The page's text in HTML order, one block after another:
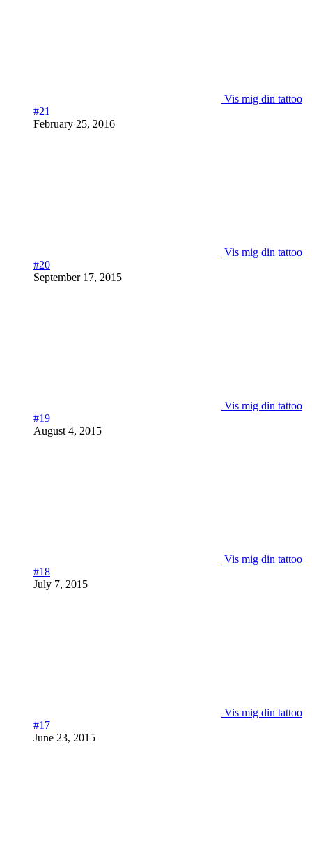
Vis mig din tattoo
#21
February 25, 2016
Vis mig din tattoo
#20
September 17, 2015
Vis mig din tattoo
#19
August 4, 2015
Vis mig din tattoo
#18
July 7, 2015
Vis mig din tattoo
#17
June 23, 2015